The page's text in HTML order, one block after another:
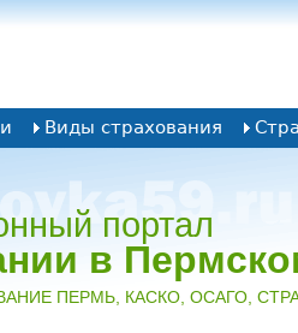
портал
в
ПЕРМЬ, КАСКО, ОСАГО,
Виды страхования